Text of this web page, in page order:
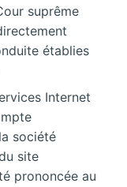
suprême
établies
Internet
société
site
prononcée au